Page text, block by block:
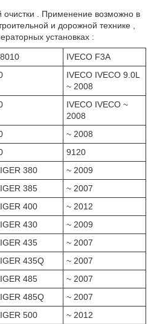
очистки . Применение возможно в
и дорожной технике ,
установках :
IVECO F3A
IVECO IVECO 9.0L
~ 2008
IVECO IVECO ~
2008
~ 2008
9120
380
~ 2009
385
~ 2007
400
~ 2012
430
~ 2009
435
~ 2007
435Q
~ 2007
485
~ 2007
485Q
~ 2007
500
~ 2012